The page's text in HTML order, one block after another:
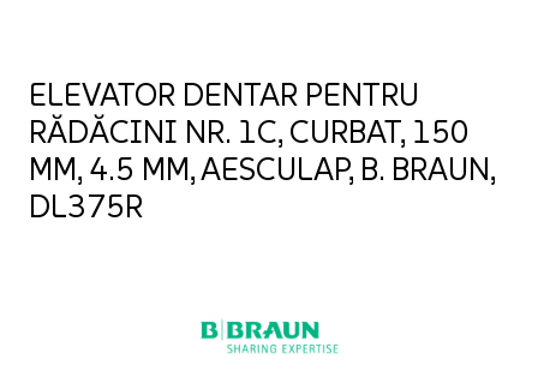
ELEVATOR DENTAR PENTRU
RĂDĂCINI NR. 1C, CURBAT, 150
MM, 4.5 MM, AESCULAP, B. BRAUN,
DL375R